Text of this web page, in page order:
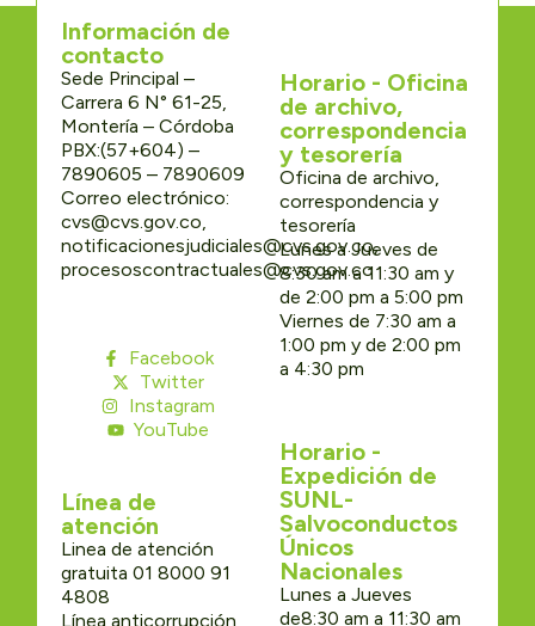
Información de
contacto
Sede Principal –
Carrera 6 N° 61-25,
Montería – Córdoba
PBX:(57+604) –
7890605 – 7890609
Correo electrónico:
cvs@cvs.gov.co,
notificacionesjudiciales@cvs.gov.co,
procesoscontractuales@cvs.gov.co
Facebook
Twitter
Instagram
YouTube
Línea de
atención
Linea de atención
gratuita 01 8000 91
4808
Línea anticorrupción
Horario - Oficina
de archivo,
correspondencia
y tesorería
Oficina de archivo,
correspondencia y
tesorería
Lunes a Jueves de
8:30 am a 11:30 am y
de 2:00 pm a 5:00 pm
Viernes de 7:30 am a
1:00 pm y de 2:00 pm
a 4:30 pm
Horario -
Expedición de
SUNL-
Salvoconductos
Únicos
Nacionales
Lunes a Jueves
de8:30 am a 11:30 am